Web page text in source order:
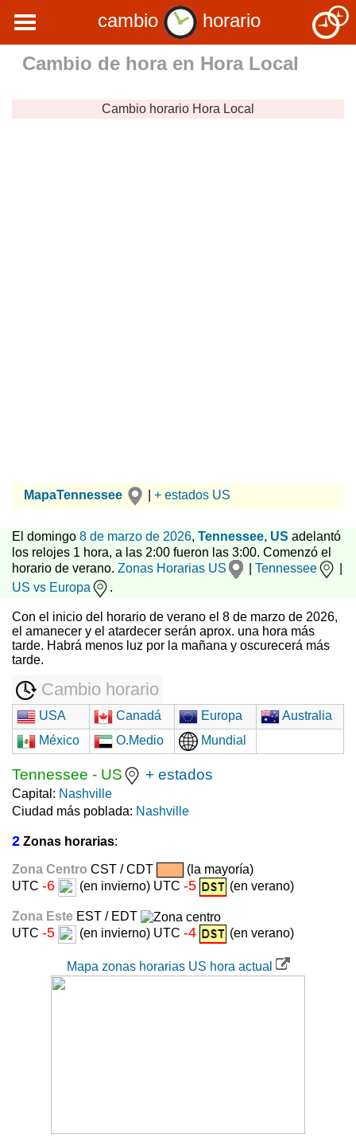
cambio
horario
Cambio de hora en Hora Local
Cambio horario Hora Local
MapaTennessee + estados US
El domingo 8 de marzo de 2026, Tennessee, US adelantó
los relojes 1 hora, a las 2:00 fueron las 3:00. Comenzó el
horario de verano. Zonas Horarias US Tennessee
US vs Europa
.
Con el inicio del horario de verano el 8 de marzo de 2026,
el amanecer y el atardecer serán aprox. una hora más
tarde. Habrá menos luz por la mañana y oscurecerá más
tarde.
Cambio horario
USA Canadá Europa
Australia
México
O.Medio Mundial
Tennessee - US + estados
Capital: Nashville
Ciudad más poblada: Nashville
2 Zonas horarias:
Zona Centro CST / CDT
(la mayoría)
UTC -6 (en invierno) UTC -5 (en verano)
Zona Este EST / EDT
UTC -5 (en invierno) UTC -4 (en verano)
Mapa zonas horarias US hora actual